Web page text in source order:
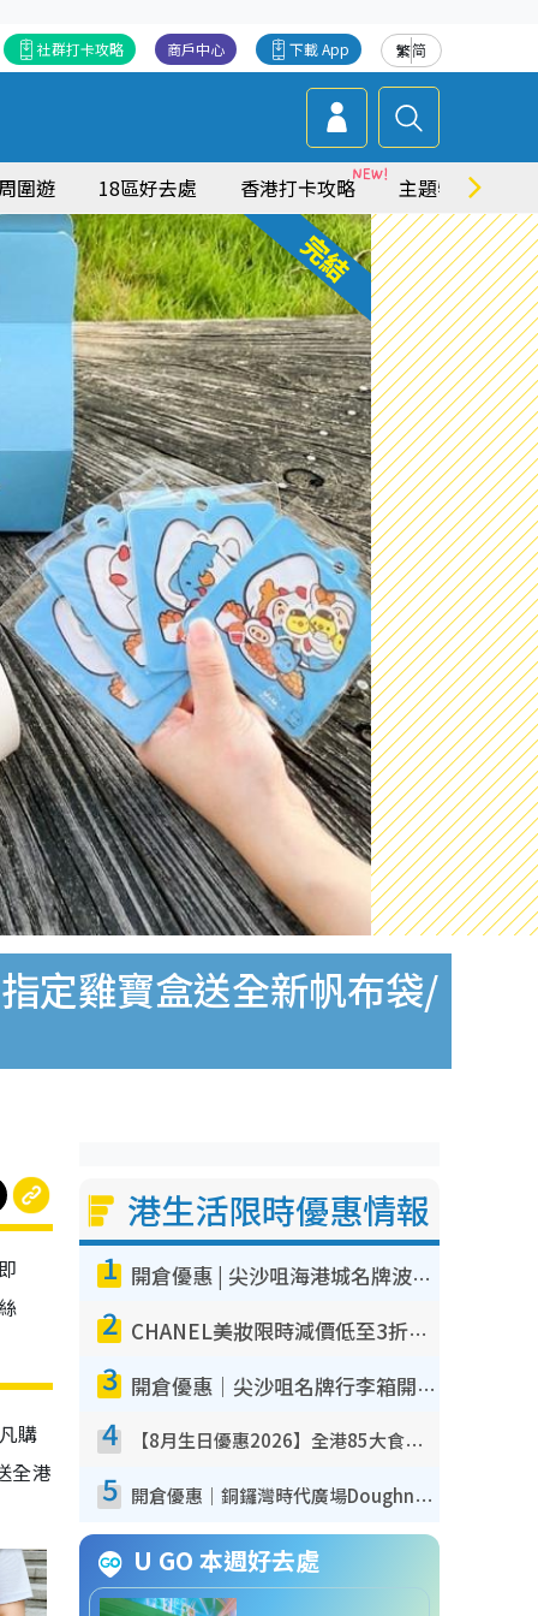
繁简
下載 App
商戶中心
社群打卡攻略
圍遊 18區好去處 香港打卡攻略 主題特集
定雞寶盒送全新帆布袋/
購
全港
港生活限時優惠情報
1 開倉優惠 | 尖沙咀海港城名牌波鞋開倉低至1折！On鞋$899起／Joy&Peace鞋履$98起
2 CHANEL美妝限時減價低至3折！人氣粉底/唇膏/精華液低至$275！COCO香水都有平
3 開倉優惠｜尖沙咀名牌行李箱開倉低至4折！一連5日 American Tourister/ace./Hallmark $200起！
4 【8月生日優惠2026】全港85大食買玩著數攻略 自助餐/火鍋放題同行免費＋誠品/DONKI送現金券
5 開倉優惠｜銅鑼灣時代廣場Doughnut/Campo Marzio開倉低至1折！背囊、書包、手袋劈價$200起
U GO 本週好去處